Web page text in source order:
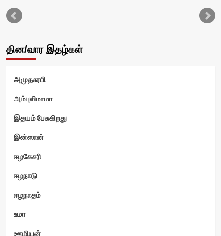
தின/வார இதழ்கள்
அமுதசுரபி
அம்புலிமாமா
இதயம் பேசுகிறது
இன்ஸான்
ஈழகேசரி
ஈழநாடு
ஈழநாதம்
உமா
ஊழியன்